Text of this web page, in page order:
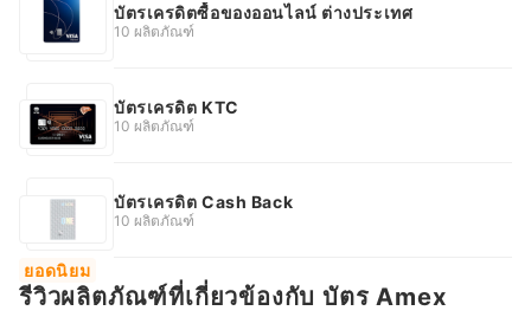
บัตรเครดิตซื้อของออนไลน์ ต่างประเทศ
10 ผลิตภัณฑ์
บัตรเครดิต KTC
10 ผลิตภัณฑ์
บัตรเครดิต Cash Back
10 ผลิตภัณฑ์
ยอดนิยม
รีวิวผลิตภัณฑ์ที่เกี่ยวข้องกับ บัตร Amex